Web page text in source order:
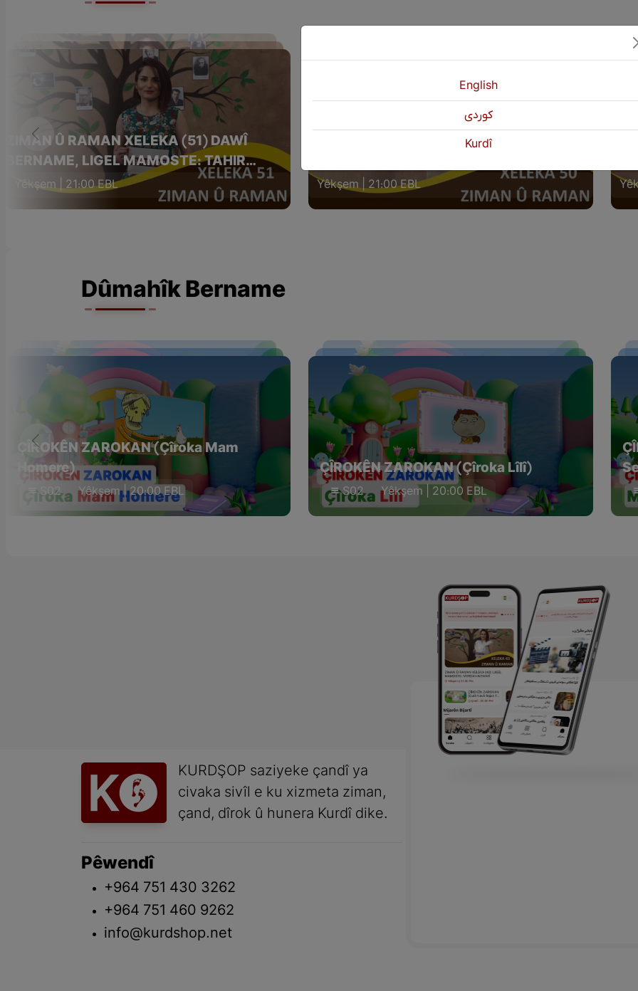
ZIMAN Û RAMAN XELEKA (51) DAWÎ
BERNAME, LIGEL MAMOSTE: TAHIR
BAYKÛŞAK
Yêkşem | 21:00 EBL
ZIMAN Û RAMAN XELEKA (50) LIGEL
Yêkşem | 21:00 EBL
Dûmahîk Bername
ÇÎROKÊN ZAROKAN (Çîroka Mam
Homere)
S02 Yêkşem | 20:00 EBL
ÇÎROKÊN ZAROKAN (Çîroka Lîlî)
S02 Yêkşem | 20:00 EBL
KURDŞOP saziyeke çandî ya
civaka sivîl e ku xizmeta ziman,
çand, dîrok û hunera Kurdî dike.
Pêwendî
+964 751 430 3262
+964 751 460 9262
info@kurdshop.net
English
كوردی
Kurdî